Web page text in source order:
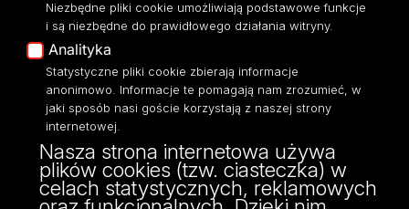
Eksperci UŁ
Polityka Prywatności
Dostępność
ul. Narutowicza 68, 90-136 Łódź
NIP: 724 000 32 43
Adres do doręczeń elektronicznych (ADE):
Niezbędne pliki cookie umożliwiają podstawowe funkcje
i są niezbędne do prawidłowego działania witryny.
Analityka
Statystyczne pliki cookie zbierają informacje
anonimowo. Informacje te pomagają nam zrozumieć, w
jaki sposób nasi goście korzystają z naszej strony
internetowej.
Nasza strona internetowa używa
plików cookies (tzw. ciasteczka) w
celach statystycznych, reklamowych